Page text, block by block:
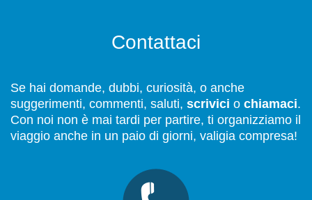
Contattaci
Se hai domande, dubbi, curiosità, o anche
suggerimenti, commenti, saluti, scrivici o chiamaci.
Con noi non è mai tardi per partire, ti organizziamo il
viaggio anche in un paio di giorni, valigia compresa!